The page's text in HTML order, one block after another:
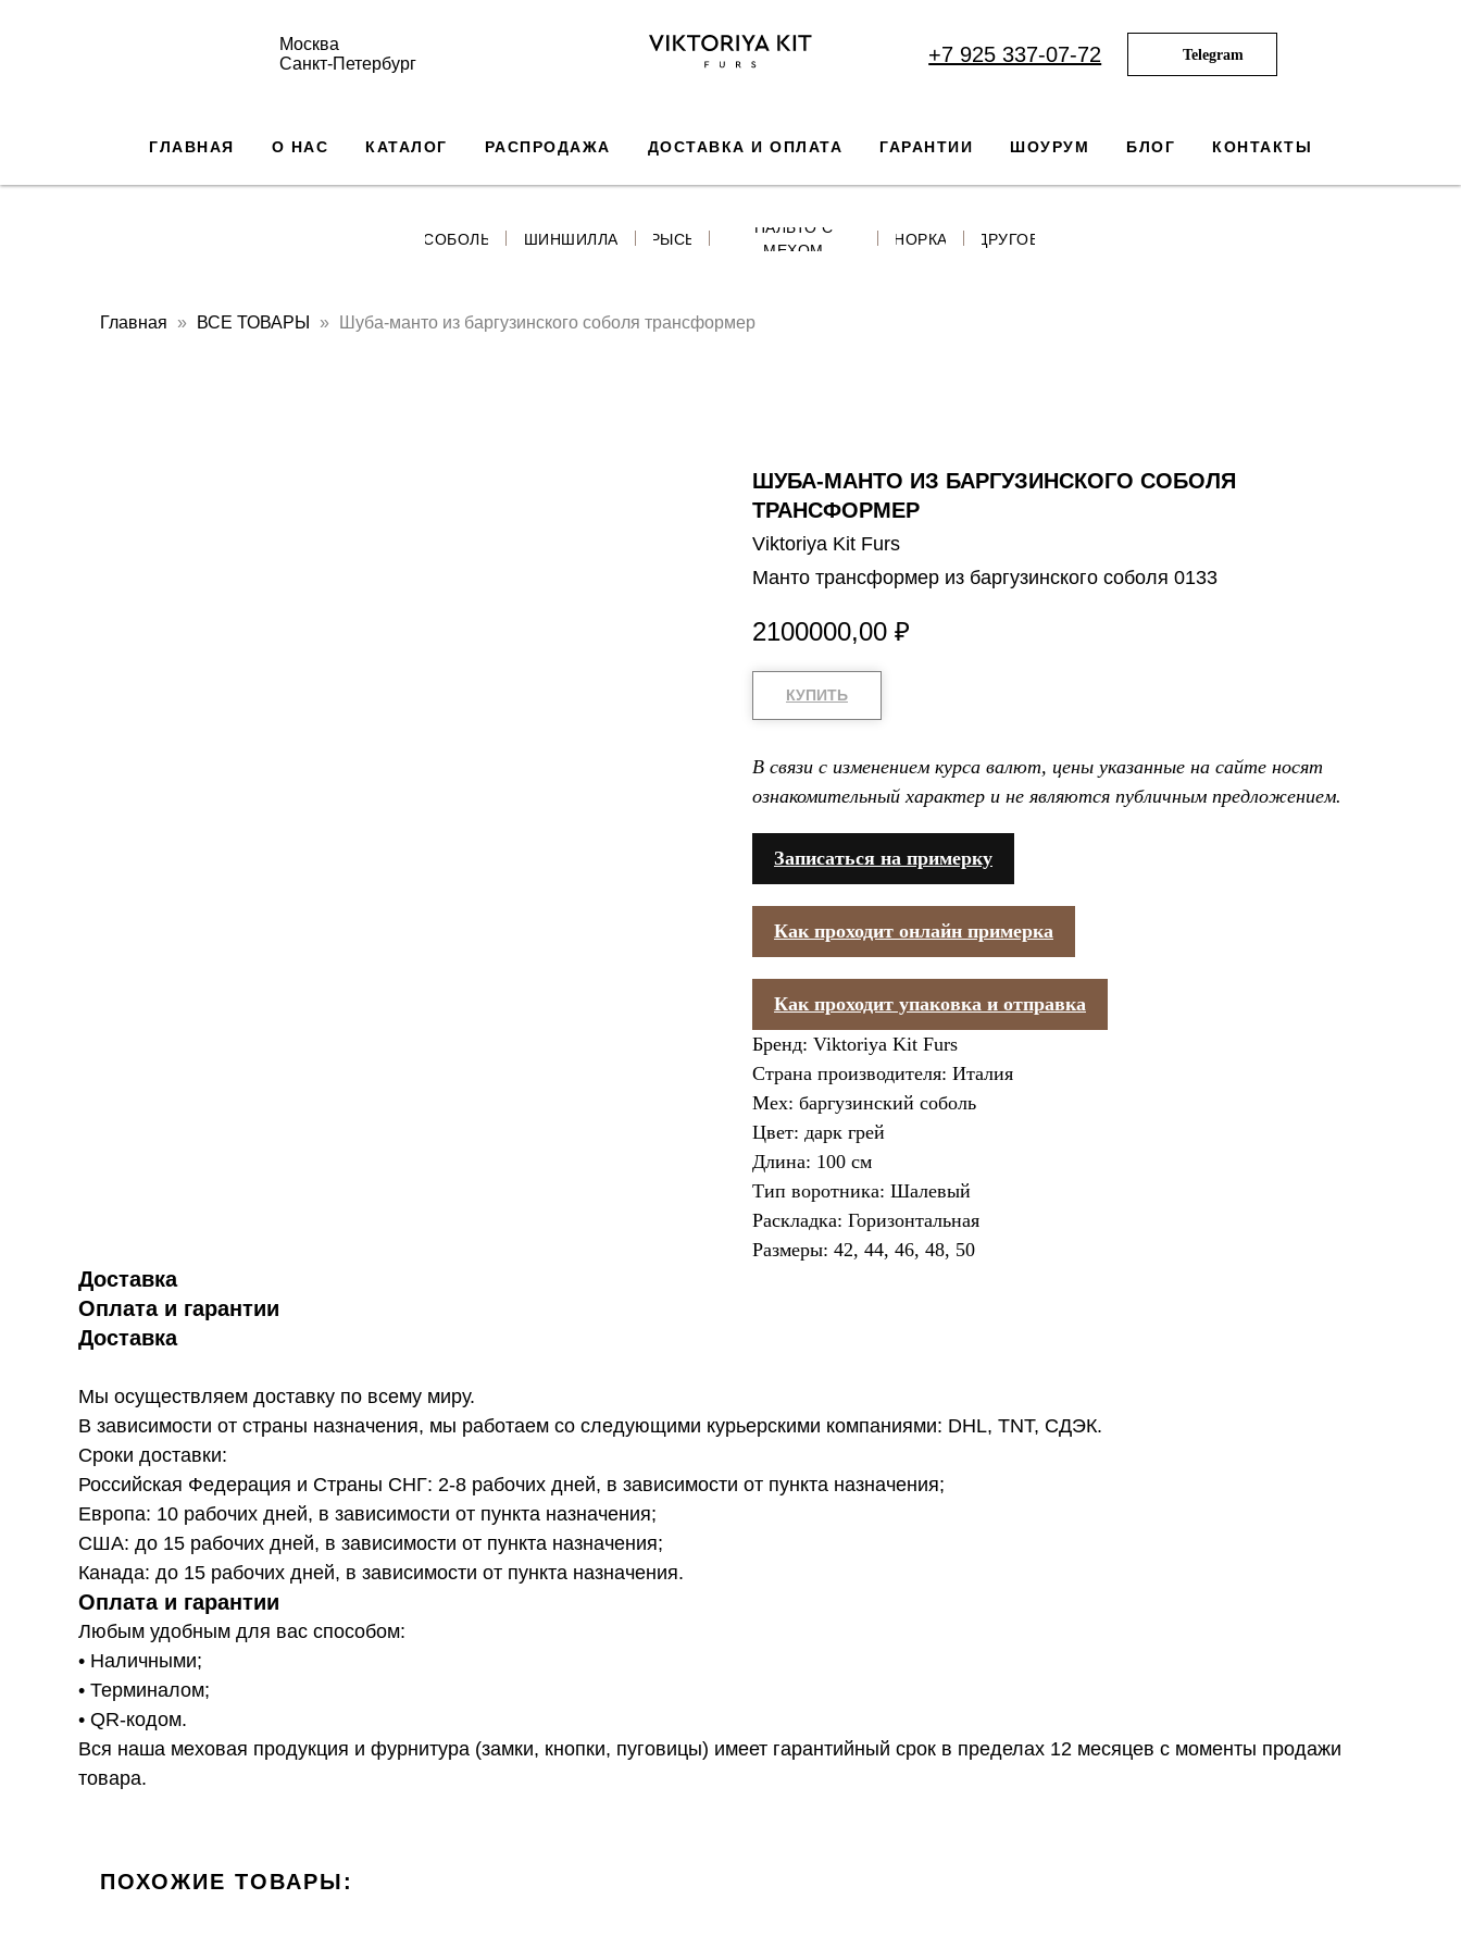
Москва
Санкт-Петербург
+7 925 337-07-72 Telegram
ГЛАВНАЯ О НАС КАТАЛОГ РАСПРОДАЖА ДОСТАВКА И ОПЛАТА ГАРАНТИИ ШОУРУМ БЛОГ КОНТАКТЫ
СОБОЛЬ ШИНШИЛЛА РЫСЬ
ПАЛЬТО С
МЕХОМ
НОРКА ДРУГОЕ
Главная ВСЕ ТОВАРЫ Шуба-манто из баргузинского соболя трансформер
ШУБА-МАНТО ИЗ БАРГУЗИНСКОГО СОБОЛЯ
ТРАНСФОРМЕР
Viktoriya Kit Furs
Манто трансформер из баргузинского соболя 0133
2100000,00 ₽
КУПИТЬ
В связи с изменением курса валют, цены указанные на сайте носят
ознакомительный характер и не являются публичным предложением.
Записаться на примерку
Как проходит онлайн примерка
Как проходит упаковка и отправка
Бренд: Viktoriya Kit Furs
Страна производителя: Италия
Мех: баргузинский соболь
Цвет: дарк грей
Длина: 100 см
Тип воротника: Шалевый
Раскладка: Горизонтальная
Размеры: 42, 44, 46, 48, 50
Доставка
Оплата и гарантии
Доставка
Мы осуществляем доставку по всему миру.
В зависимости от страны назначения, мы работаем со следующими курьерскими компаниями: DHL, TNT, СДЭК.
Сроки доставки:
Российская Федерация и Страны СНГ: 2-8 рабочих дней, в зависимости от пункта назначения;
Европа: 10 рабочих дней, в зависимости от пункта назначения;
США: до 15 рабочих дней, в зависимости от пункта назначения;
Канада: до 15 рабочих дней, в зависимости от пункта назначения.
Оплата и гарантии
Любым удобным для вас способом:
• Наличными;
• Терминалом;
• QR-кодом.
Вся наша меховая продукция и фурнитура (замки, кнопки, пуговицы) имеет гарантийный срок в пределах 12 месяцев с моменты продажи
товара.
ПОХОЖИЕ ТОВАРЫ: